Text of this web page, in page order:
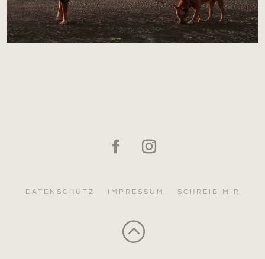
DATENSCHUTZ IMPRESSUM SCHREIB MIR
: